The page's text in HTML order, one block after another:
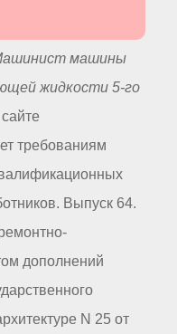
машины
жидкости 5-го
требованиям
Выпуск 64.
дополнений
N 25 от